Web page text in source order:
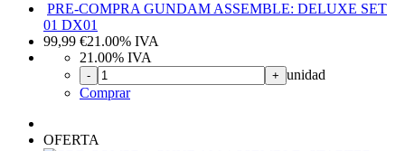
PRE-COMPRA GUNDAM ASSEMBLE: DELUXE SET
01 DX01
99,99 €21.00% IVA
21.00% IVA
- + unidad
Comprar
OFERTA